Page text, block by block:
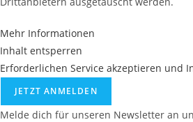
Mehr Informationen
Inhalt entsperren
Erforderlichen Service akzeptieren und
JETZT ANMELDEN
Melde dich für unseren Newsletter an